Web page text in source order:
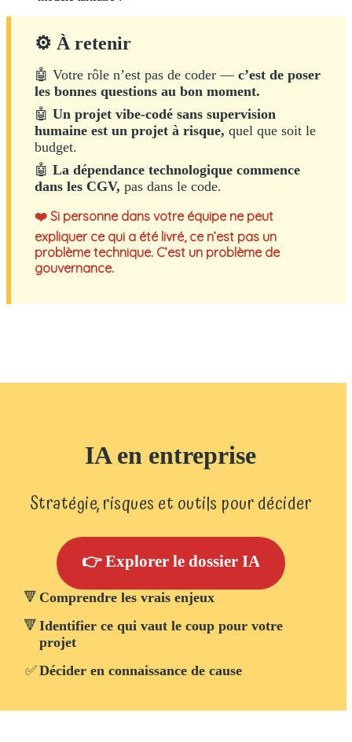
⚙ À retenir
🤖 Votre rôle n’est pas de coder — c’est de poser
les bonnes questions au bon moment.
🤖 Un projet vibe-codé sans supervision
humaine est un projet à risque, quel que soit le
budget.
🤖 La dépendance technologique commence
dans les CGV, pas dans le code.
❤️ Si personne dans votre équipe ne peut
expliquer ce qui a été livré, ce n’est pas un
problème technique. C’est un problème de
gouvernance.
IA en entreprise
Stratégie, risques et outils pour décider
👉 Explorer le dossier IA
🔻 Comprendre les vrais enjeux
🔻 Identifier ce qui vaut le coup pour votre
projet
✅Décider en connaissance de cause